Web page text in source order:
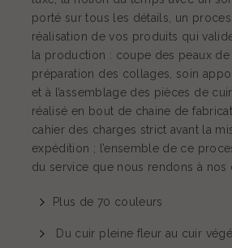
porté sur tous les détails, un
réalisation de vos produits qui
la production : coupe des peaux
préparation des collages, soin
et à l’assemblage des pièces de
réalisé en bout de chaine de
cahier des charges strict avant la
expédition ; l’ensemble de ce
du service que nous rendons à nos
Plus de 70 couleurs
Du cuir pleine fleur au cuir